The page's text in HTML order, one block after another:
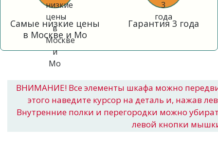
Самые низкие цены
в Москве и Мо
Гарантия 3 года
ВНИМАНИЕ! Все элементы шкафа можно
этого наведите курсор на деталь и, нажав
Внутренние полки и перегородки можно
левой кнопки